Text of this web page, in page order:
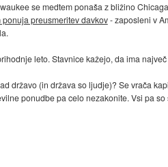
se medtem ponaša z bližino
preusmeritev davkov- zaposleni v
leto. Stavnice kažejo, da ima
državo (in država so ljudje)? Se vrača
ponudbe pa celo nezakonite. Vsi pa